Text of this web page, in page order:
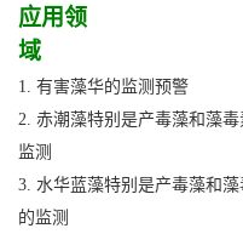
应用领
域
1. 有害藻华的监测预警
2. 赤潮藻特别是产毒藻和藻毒
监测
3. 水华蓝藻特别是产毒藻和藻
的监测